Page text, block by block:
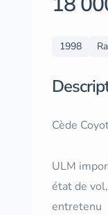
1998
Cède
ULM
état de
entretenu